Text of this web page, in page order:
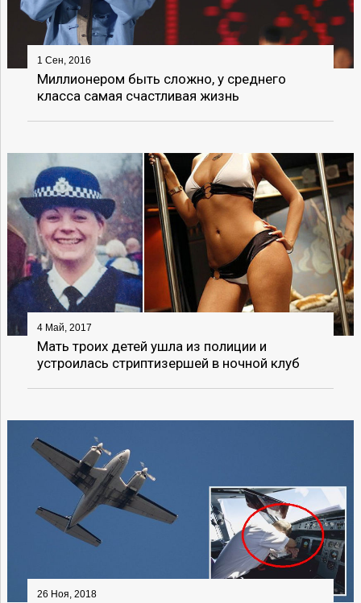
1 Сен, 2016
Миллионером быть сложно, у среднего
класса самая счастливая жизнь
4 Май, 2017
Мать троих детей ушла из полиции и
устроилась стриптизершей в ночной клуб
26 Ноя, 2018